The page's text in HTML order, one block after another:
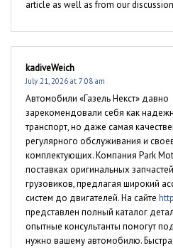
article as well as from our
kadiveWeich
July 21, 2026 at 7:08 am
Автомобили «Газель Некст» давно
зарекомендовали себя как
транспорт, но даже самая
регулярного обслуживания и
комплектующих. Компания Park
поставках оригинальных
грузовиков, предлагая широкий
систем до двигателей. На сайте
представлен полный каталог
опытные консультанты помогут
нужно вашему автомобилю.